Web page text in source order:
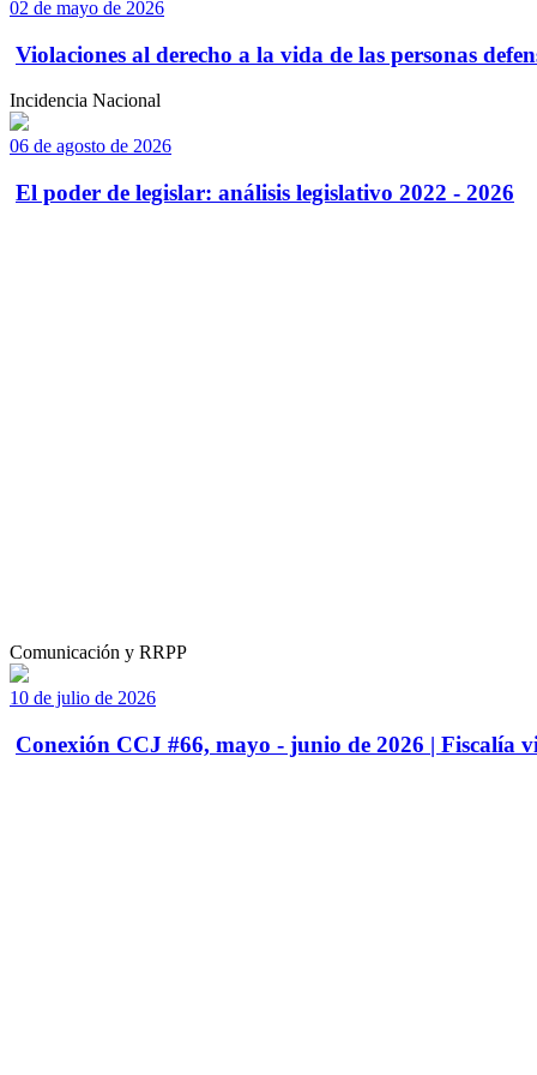
02 de mayo de 2026
Violaciones al derecho a la vida de las personas
Incidencia Nacional
06 de agosto de 2026
El poder de legislar: análisis legislativo 2022 - 2026
Comunicación y RRPP
10 de julio de 2026
Conexión CCJ #66, mayo - junio de 2026 | Fiscalía